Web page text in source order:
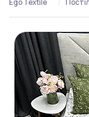
Ego Textile